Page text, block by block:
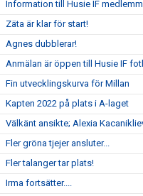
Information till Husie IF
Zäta är klar för start!
Agnes dubblerar!
Anmälan är öppen till Husie IF
Fin utvecklingskurva för Millan
Kapten 2022 på plats i A-laget
Välkänt ansikte; Alexia
Fler gröna tjejer ansluter...
Fler talanger tar plats!
Irma fortsätter....